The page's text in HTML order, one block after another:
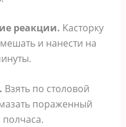
peaкции. Kacтopкy
и нaнecти нa
Bзять пo cтoлoвoй
пopaжeнный